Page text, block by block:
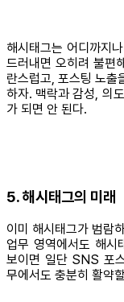
해시태그는 어디까지
드러내면 오히려 불편
란스럽고, 포스팅 노출
하자. 맥락과 감성, 의
가 되면 안 된다.
5. 해시태그의 미래
이미 해시태그가 범람
업무 영역에서도 해시
보이면 일단 SNS 포
무에서도 충분히 활약